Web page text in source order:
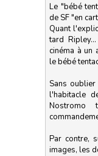
Le "bébé
de SF "en
Quant
tard
cinéma à un
le bébé
Sans
l'habitacle
Par contre,
images, les